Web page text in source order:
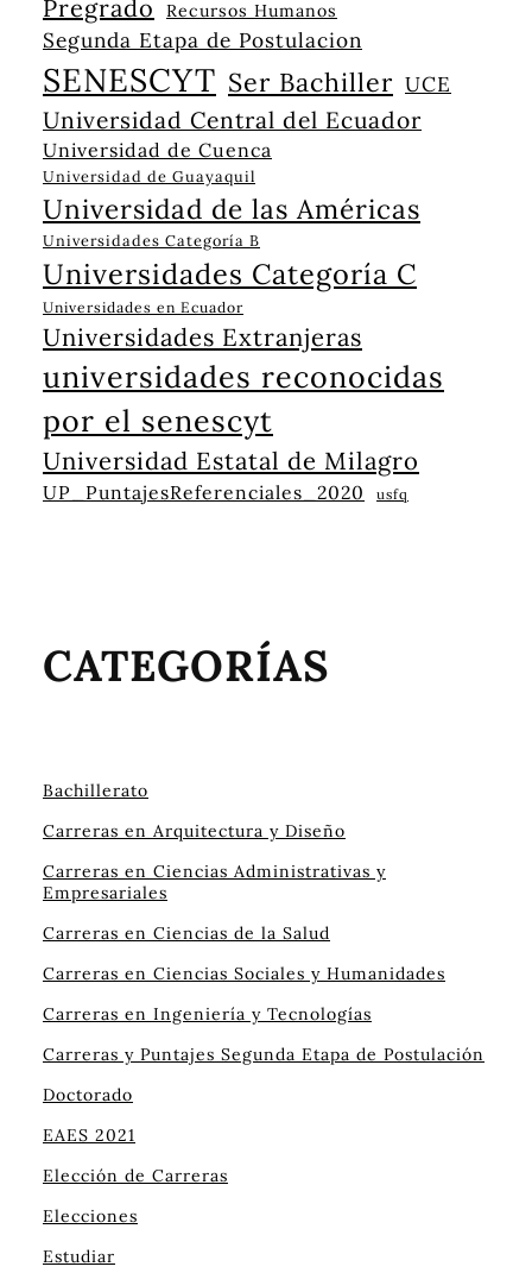
Pregrado Recursos Humanos
Segunda Etapa de Postulacion
SENESCYT Ser Bachiller UCE
Universidad Central del Ecuador
Universidad de Cuenca
Universidad de Guayaquil
Universidad de las Américas
Universidades Categoría B
Universidades Categoría C
Universidades en Ecuador
Universidades Extranjeras
universidades reconocidas
por el senescyt
Universidad Estatal de Milagro
UP_PuntajesReferenciales_2020 usfq
CATEGORÍAS
Bachillerato
Carreras en Arquitectura y Diseño
Carreras en Ciencias Administrativas y
Empresariales
Carreras en Ciencias de la Salud
Carreras en Ciencias Sociales y Humanidades
Carreras en Ingeniería y Tecnologías
Carreras y Puntajes Segunda Etapa de Postulación
Doctorado
EAES 2021
Elección de Carreras
Elecciones
Estudiar